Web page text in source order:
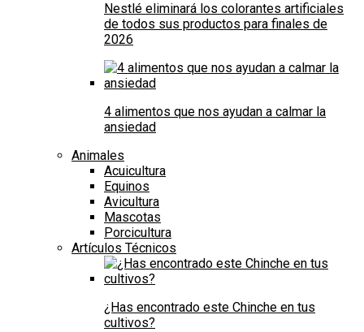
Nestlé eliminará los colorantes artificiales
de todos sus productos para finales de
2026
4 alimentos que nos ayudan a calmar la
ansiedad
Animales
Acuicultura
Equinos
Avicultura
Mascotas
Porcicultura
Artículos Técnicos
¿Has encontrado este Chinche en tus
cultivos?